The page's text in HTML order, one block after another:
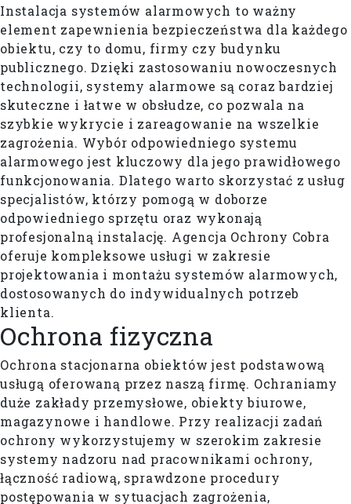
Instalacja systemów alarmowych to ważny
element zapewnienia bezpieczeństwa dla każdego
obiektu, czy to domu, firmy czy budynku
publicznego. Dzięki zastosowaniu nowoczesnych
technologii, systemy alarmowe są coraz bardziej
skuteczne i łatwe w obsłudze, co pozwala na
szybkie wykrycie i zareagowanie na wszelkie
zagrożenia. Wybór odpowiedniego systemu
alarmowego jest kluczowy dla jego prawidłowego
funkcjonowania. Dlatego warto skorzystać z usług
specjalistów, którzy pomogą w doborze
odpowiedniego sprzętu oraz wykonają
profesjonalną instalację. Agencja Ochrony Cobra
oferuje kompleksowe usługi w zakresie
projektowania i montażu systemów alarmowych,
dostosowanych do indywidualnych potrzeb
klienta.
Ochrona fizyczna
Ochrona stacjonarna obiektów jest podstawową
usługą oferowaną przez naszą firmę. Ochraniamy
duże zakłady przemysłowe, obiekty biurowe,
magazynowe i handlowe. Przy realizacji zadań
ochrony wykorzystujemy w szerokim zakresie
systemy nadzoru nad pracownikami ochrony,
łączność radiową, sprawdzone procedury
postępowania w sytuacjach zagrożenia,